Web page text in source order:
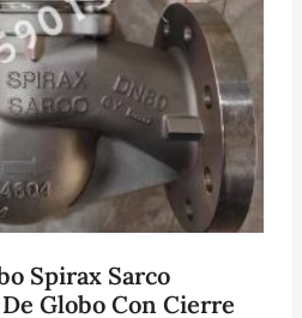
Spirax Sarco
Globo Con Cierre